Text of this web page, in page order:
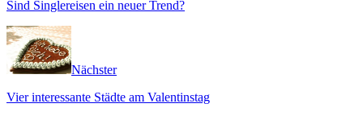
Sind Singlereisen ein neuer Trend?
Nächster
Vier interessante Städte am Valentinstag